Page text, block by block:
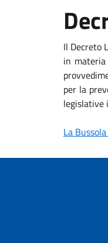
Il Decreto
in
per la
legislative
La